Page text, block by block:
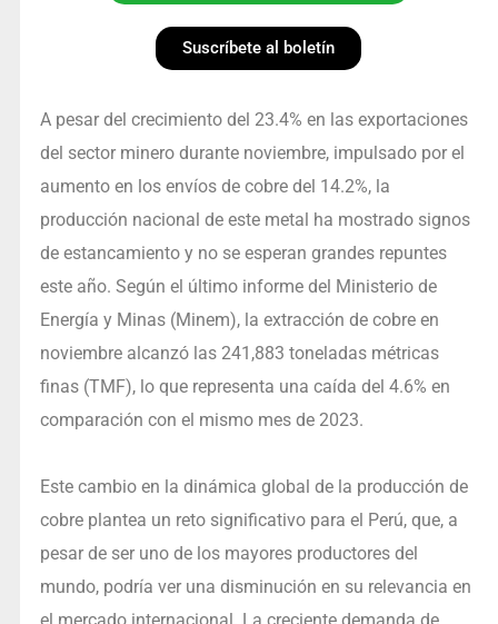
Suscríbete al boletín
A pesar del crecimiento del 23.4% en las exportaciones
del sector minero durante noviembre, impulsado por el
aumento en los envíos de cobre del 14.2%, la
producción nacional de este metal ha mostrado signos
de estancamiento y no se esperan grandes repuntes
este año. Según el último informe del Ministerio de
Energía y Minas (Minem), la extracción de cobre en
noviembre alcanzó las 241,883 toneladas métricas
finas (TMF), lo que representa una caída del 4.6% en
comparación con el mismo mes de 2023.
Este cambio en la dinámica global de la producción de
cobre plantea un reto significativo para el Perú, que, a
pesar de ser uno de los mayores productores del
mundo, podría ver una disminución en su relevancia en